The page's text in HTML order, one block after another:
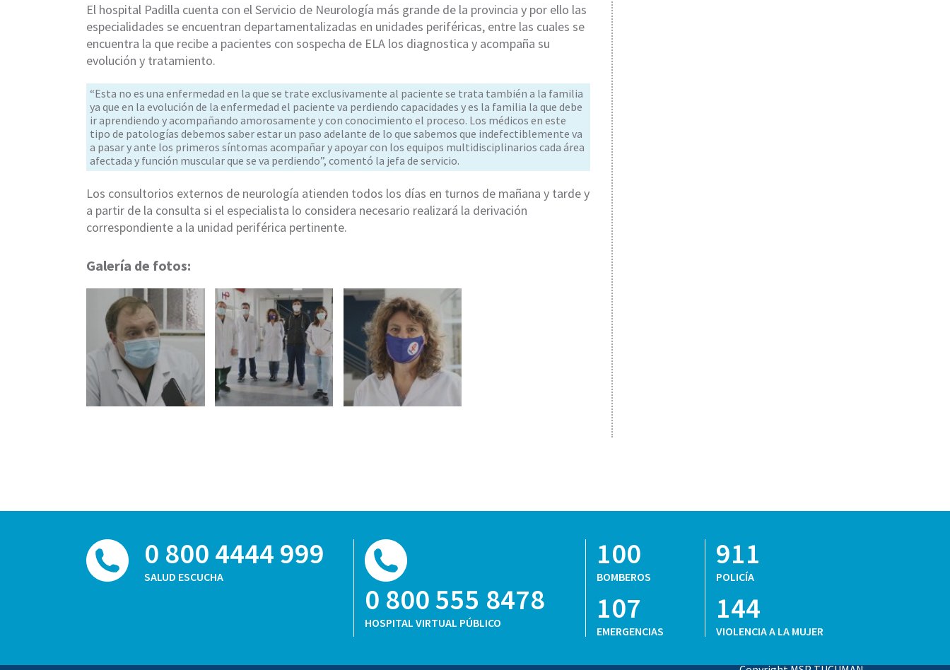
El hospital Padilla cuenta con el Servicio de Neurología más grande de la provincia y por ello las
especialidades se encuentran departamentalizadas en unidades periféricas, entre las cuales se
encuentra la que recibe a pacientes con sospecha de ELA los diagnostica y acompaña su
evolución y tratamiento.
“Esta no es una enfermedad en la que se trate exclusivamente al paciente se trata también a la familia
ya que en la evolución de la enfermedad el paciente va perdiendo capacidades y es la familia la que debe
ir aprendiendo y acompañando amorosamente y con conocimiento el proceso. Los médicos en este
tipo de patologías debemos saber estar un paso adelante de lo que sabemos que indefectiblemente va
a pasar y ante los primeros síntomas acompañar y apoyar con los equipos multidisciplinarios cada área
afectada y función muscular que se va perdiendo”, comentó la jefa de servicio.
Los consultorios externos de neurología atienden todos los días en turnos de mañana y tarde y
a partir de la consulta si el especialista lo considera necesario realizará la derivación
correspondiente a la unidad periférica pertinente.
Galería de fotos:
0 800 4444 999
SALUD ESCUCHA
0 800 555 8478
HOSPITAL VIRTUAL PÚBLICO
100
BOMBEROS
107
EMERGENCIAS
911
POLICÍA
144
VIOLENCIA A LA MUJER